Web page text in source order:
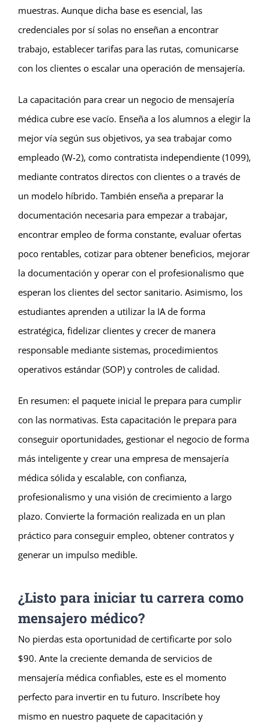
muestras. Aunque dicha base es esencial, las
credenciales por sí solas no enseñan a encontrar
trabajo, establecer tarifas para las rutas, comunicarse
con los clientes o escalar una operación de mensajería.
La capacitación para crear un negocio de mensajería
médica cubre ese vacío. Enseña a los alumnos a elegir la
mejor vía según sus objetivos, ya sea trabajar como
empleado (W-2), como contratista independiente (1099),
mediante contratos directos con clientes o a través de
un modelo híbrido. También enseña a preparar la
documentación necesaria para empezar a trabajar,
encontrar empleo de forma constante, evaluar ofertas
poco rentables, cotizar para obtener beneficios, mejorar
la documentación y operar con el profesionalismo que
esperan los clientes del sector sanitario. Asimismo, los
estudiantes aprenden a utilizar la IA de forma
estratégica, fidelizar clientes y crecer de manera
responsable mediante sistemas, procedimientos
operativos estándar (SOP) y controles de calidad.
En resumen: el paquete inicial le prepara para cumplir
con las normativas. Esta capacitación le prepara para
conseguir oportunidades, gestionar el negocio de forma
más inteligente y crear una empresa de mensajería
médica sólida y escalable, con confianza,
profesionalismo y una visión de crecimiento a largo
plazo. Convierte la formación realizada en un plan
práctico para conseguir empleo, obtener contratos y
generar un impulso medible.
¿Listo para iniciar tu carrera como
mensajero médico?
No pierdas esta oportunidad de certificarte por solo
$90. Ante la creciente demanda de servicios de
mensajería médica confiables, este es el momento
perfecto para invertir en tu futuro. Inscríbete hoy
mismo en nuestro paquete de capacitación y